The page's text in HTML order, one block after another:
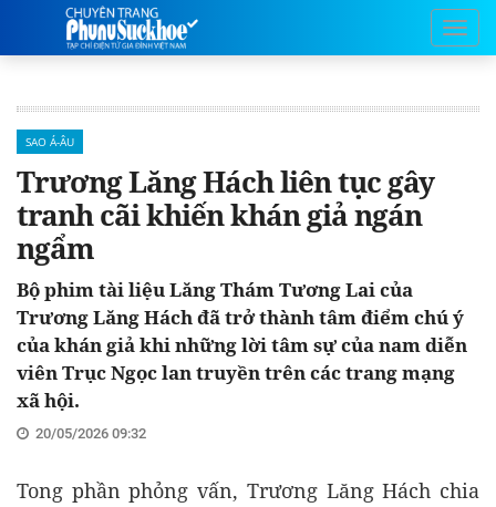
SAO Á-ÂU
Trương Lăng Hách liên tục gây
tranh cãi khiến khán giả ngán
ngẩm
Bộ phim tài liệu Lăng Thám Tương Lai của
Trương Lăng Hách đã trở thành tâm điểm chú ý
của khán giả khi những lời tâm sự của nam diễn
viên Trục Ngọc lan truyền trên các trang mạng
xã hội.
20/05/2026 09:32
Tong phần phỏng vấn, Trương Lăng Hách chia